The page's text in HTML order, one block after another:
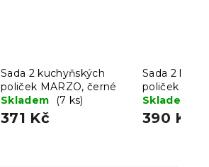
Sada 2 kuchyňských
poliček MARZO, černé
Skladem
(7 ks)
371 Kč
Sada 2
poliček
artisan/černá
Skladem
390 Kč